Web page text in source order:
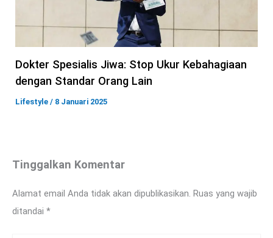
Dokter Spesialis Jiwa: Stop Ukur Kebahagiaan
dengan Standar Orang Lain
Lifestyle / 8 Januari 2025
Tinggalkan Komentar
Alamat email Anda tidak akan dipublikasikan. Ruas yang wajib
ditandai *